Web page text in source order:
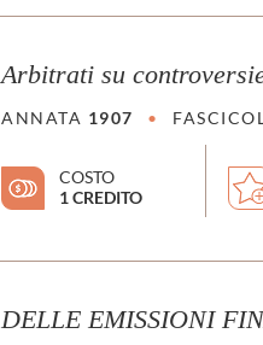
Arbitrati su
ANNATA 1907 •
COSTO
1 CREDITO
DELLE EMISSIONI